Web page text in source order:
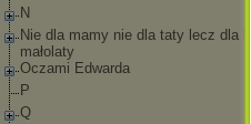
N
Nie dla mamy nie dla taty lecz dla
małolaty
Oczami Edwarda
P
Q